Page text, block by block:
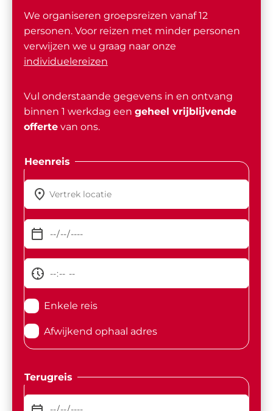
We organiseren groepsreizen vanaf 12
personen. Voor reizen met minder personen
verwijzen we u graag naar onze
individuelereizen
Vul onderstaande gegevens in en ontvang
binnen 1 werkdag een geheel vrijblijvende
offertevan ons.
Heenreis
Enkele reis
Afwijkend ophaal adres
Terugreis